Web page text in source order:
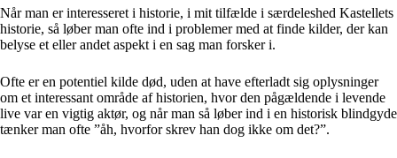
Når man er interesseret i historie, i mit tilfælde i særdeleshed Kastellets
historie, så løber man ofte ind i problemer med at finde kilder, der kan
belyse et eller andet aspekt i en sag man forsker i.
Ofte er en potentiel kilde død, uden at have efterladt sig oplysninger
om et interessant område af historien, hvor den pågældende i levende
live var en vigtig aktør, og når man så løber ind i en historisk blindgyde
tænker man ofte ”åh, hvorfor skrev han dog ikke om det?”.